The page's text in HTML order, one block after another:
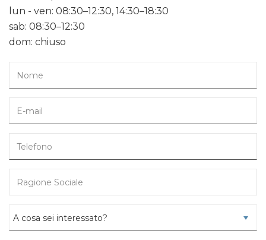
lun - ven: 08:30–12:30, 14:30–18:30
sab: 08:30–12:30
dom: chiuso